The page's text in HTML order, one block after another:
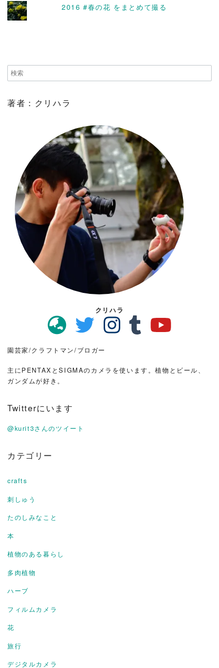
2016 #春の花 をまとめて撮る
著者：クリハラ
クリハラ
園芸家/クラフトマン/ブロガー
主にPENTAXとSIGMAのカメラを使います。植物とビール、
ガンダムが好き。
Twitterにいます
@kurit3さんのツイート
カテゴリー
crafts
刺しゅう
たのしみなこと
本
植物のある暮らし
多肉植物
ハーブ
フィルムカメラ
花
旅行
デジタルカメラ